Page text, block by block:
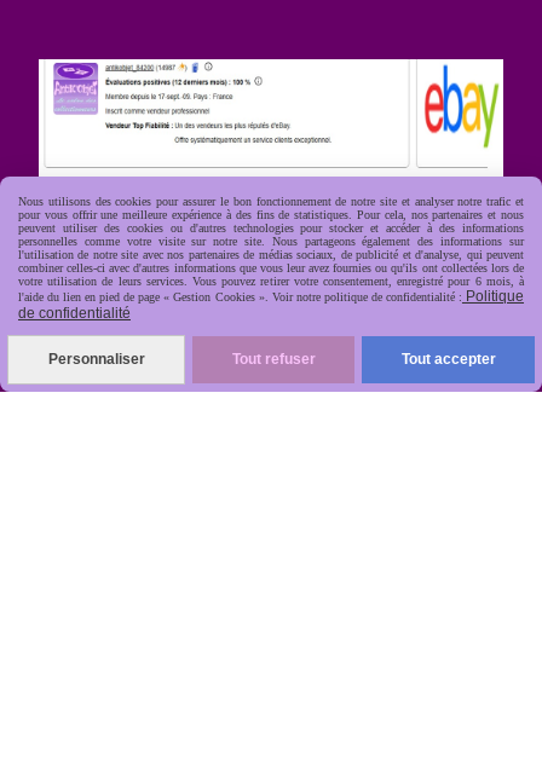
 apide, soignée, sécurisée
Nous utilisons des cookies pour assurer le bon fonctionnement de notre site et analyser notre trafic et
pour vous offrir une meilleure expérience à des fins de statistiques. Pour cela, nos partenaires et nous
peuvent utiliser des cookies ou d'autres technologies pour stocker et accéder à des informations
personnelles comme votre visite sur notre site. Nous partageons également des informations sur
l'utilisation de notre site avec nos partenaires de médias sociaux, de publicité et d'analyse, qui peuvent
combiner celles-ci avec d'autres informations que vous leur avez fournies ou qu'ils ont collectées lors de
votre utilisation de leurs services. Vous pouvez retirer votre consentement, enregistré pour 6 mois, à
l'aide du lien en pied de page « Gestion Cookies ». Voir notre politique de confidentialité : Politique
de confidentialité
Personnaliser Tout refuser Tout accepter